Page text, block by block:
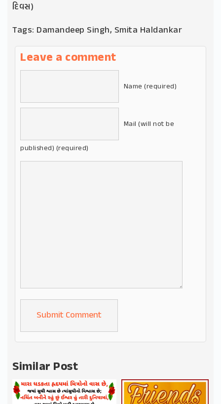
દિવસ)
Tags: Damandeep Singh, Smita Haldankar
Leave a comment
Name (required)
Mail (will not be
published) (required)
Alternative:
Similar Post